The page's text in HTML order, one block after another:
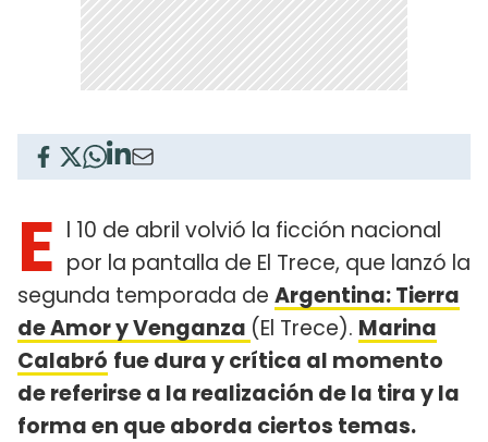
E l 10 de abril volvió la ficción nacional
por la pantalla de El Trece, que lanzó la
segunda temporada de Argentina: Tierra
de Amor y Venganza (El Trece). Marina
Calabró fue dura y crítica al momento
de referirse a la realización de la tira y la
forma en que aborda ciertos temas.